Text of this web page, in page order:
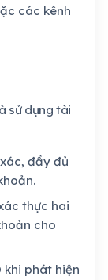
các kênh
sử dụng tài
đầy đủ
thực hai
cho
khi phát hiện